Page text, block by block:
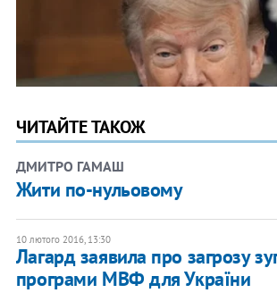
ЧИТАЙТЕ ТАКОЖ
ДМИТРО ГАМАШ
Жити по-нульовому
10 лютого 2016, 13:30
Лагард заявила про загрозу
програми МВФ для України